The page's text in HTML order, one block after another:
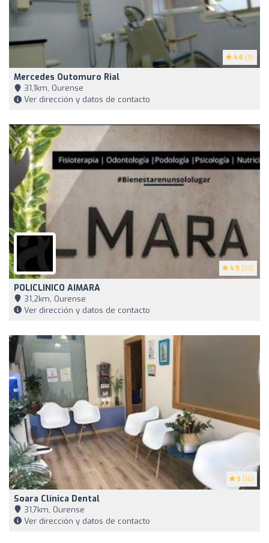
4.6 (9)
Mercedes Outomuro Rial
31,1km, Ourense
Ver dirección y datos de contacto
4.9 (53)
POLICLINICO AIMARA
31,2km, Ourense
Ver dirección y datos de contacto
5 (16)
Soara Clínica Dental
31,7km, Ourense
Ver dirección y datos de contacto